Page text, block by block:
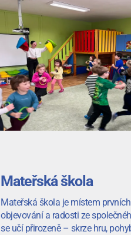
Mateřská škola
Mateřská škola je místem
objevování a radosti ze
se učí přirozeně – skrze hru,